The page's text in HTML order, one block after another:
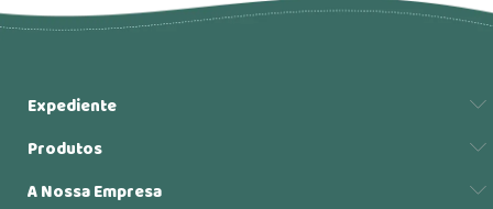
Expediente
Produtos
A Nossa Empresa